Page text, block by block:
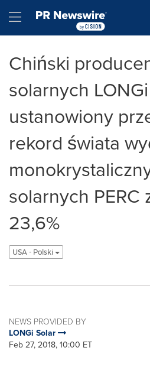
Hamburger menu
Chiński
solarnych
ustanowiony
rekord świata
solarnych PERC
23,6%
USA - Polski
NEWS PROVIDED BY
LONGi Solar
Feb 27, 2018, 10:00 ET